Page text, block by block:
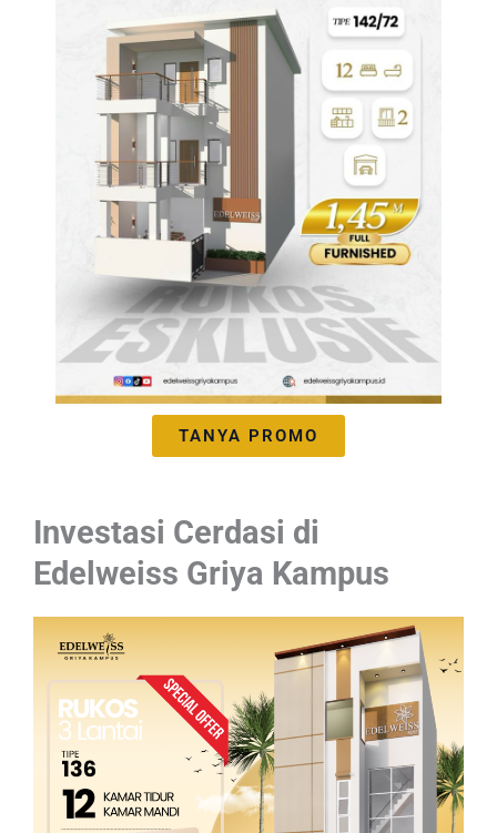
TANYA PROMO
Investasi Cerdasi di
Edelweiss Griya Kampus